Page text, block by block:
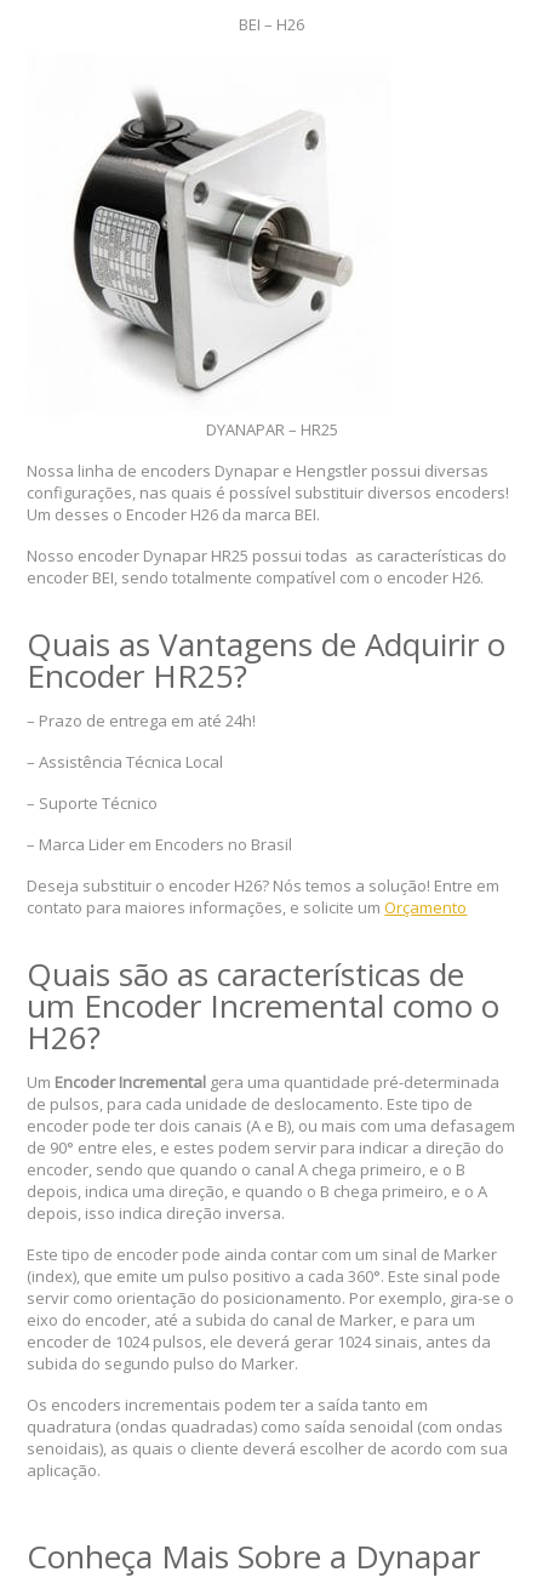
BEI – H26
DYANAPAR – HR25
Nossa linha de encoders Dynapar e Hengstler possui diversas
configurações, nas quais é possível substituir diversos encoders!
Um desses o Encoder H26 da marca BEI.
Nosso encoder Dynapar HR25 possui todas as características do
encoder BEI, sendo totalmente compatível com o encoder H26.
Quais as Vantagens de Adquirir o
Encoder HR25?
– Prazo de entrega em até 24h!
– Assistência Técnica Local
– Suporte Técnico
– Marca Lider em Encoders no Brasil
Deseja substituir o encoder H26? Nós temos a solução! Entre em
contato para maiores informações, e solicite umOrçamento
Quais são as características de
um Encoder Incremental como o
H26?
Um Encoder Incremental gera uma quantidade pré-determinada
de pulsos, para cada unidade de deslocamento. Este tipo de
encoder pode ter dois canais (A e B), ou mais com uma defasagem
de 90° entre eles, e estes podem servir para indicar a direção do
encoder, sendo que quando o canal A chega primeiro, e o B
depois, indica uma direção, e quando o B chega primeiro, e o A
depois, isso indica direção inversa.
Este tipo de encoder pode ainda contar com um sinal de Marker
(index), que emite um pulso positivo a cada 360°. Este sinal pode
servir como orientação do posicionamento. Por exemplo, gira-se o
eixo do encoder, até a subida do canal de Marker, e para um
encoder de 1024 pulsos, ele deverá gerar 1024 sinais, antes da
subida do segundo pulso do Marker.
Os encoders incrementais podem ter a saída tanto em
quadratura (ondas quadradas) como saída senoidal (com ondas
senoidais), as quais o cliente deverá escolher de acordo com sua
aplicação.
Conheça Mais Sobre a Dynapar